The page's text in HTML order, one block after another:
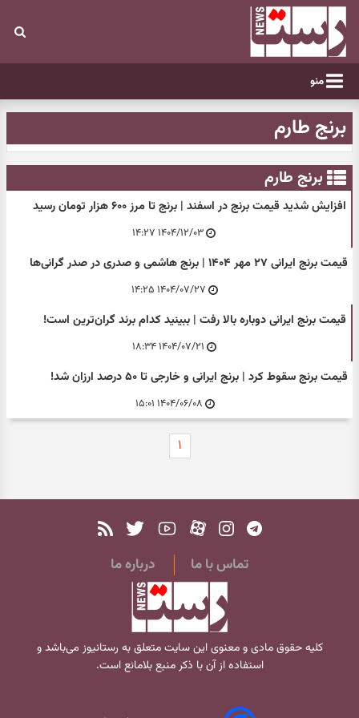
منو
برنج طارم
برنج طارم
افزایش شدید قیمت برنج در اسفند | برنج تا مرز ۶۰۰ هزار تومان رسید
۱۴۰۴/۱۲/۰۳ ۱۴:۲۷
قیمت برنج ایرانی ۲۷ مهر ۱۴۰۴ | برنج هاشمی و صدری در صدر گرانی‌ها
۱۴۰۴/۰۷/۲۷ ۱۴:۲۵
قیمت برنج ایرانی دوباره بالا رفت | ببینید کدام برند گران‌ترین است!
۱۴۰۴/۰۷/۲۱ ۱۸:۳۴
قیمت برنج سقوط کرد | برنج ایرانی و خارجی تا ۵۰ درصد ارزان شد!
۱۴۰۴/۰۶/۰۸ ۱۵:۰۱
۱
تماس با ما درباره ما
کلیه حقوق مادی و معنوی این سایت متعلق به رستانیوز می‌باشد و
استفاده از آن با ذکر منبع بلامانع است.